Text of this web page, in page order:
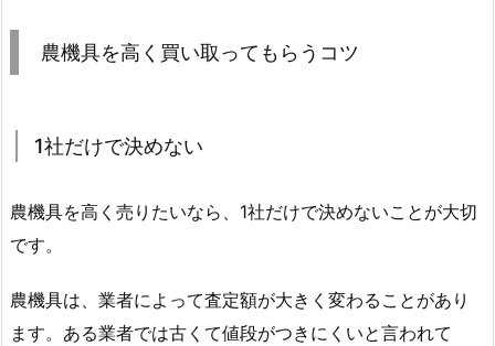
農機具を高く買い取ってもらうコツ
1社だけで決めない
農機具を高く売りたいなら、1社だけで決めないことが大切
です。
農機具は、業者によって査定額が大きく変わることがあり
ます。ある業者では古くて値段がつきにくいと言われて